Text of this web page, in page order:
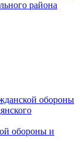
района
обороны
обороны и